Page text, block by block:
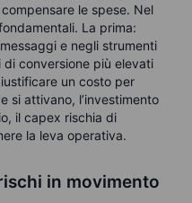
le spese. Nel
La prima:
e negli strumenti
conversione più elevati
un costo per
si attivano, l’investimento
il capex rischia di
la leva operativa.
in movimento